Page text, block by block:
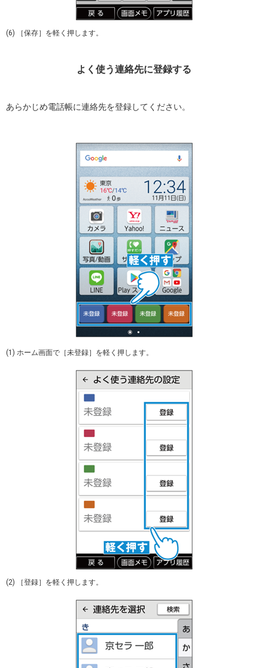
(6) ［保存］を軽く押します。
よく使う連絡先に登録する
あらかじめ電話帳に連絡先を登録してください。
(1) ホーム画面で［未登録］を軽く押します。
(2) ［登録］を軽く押します。